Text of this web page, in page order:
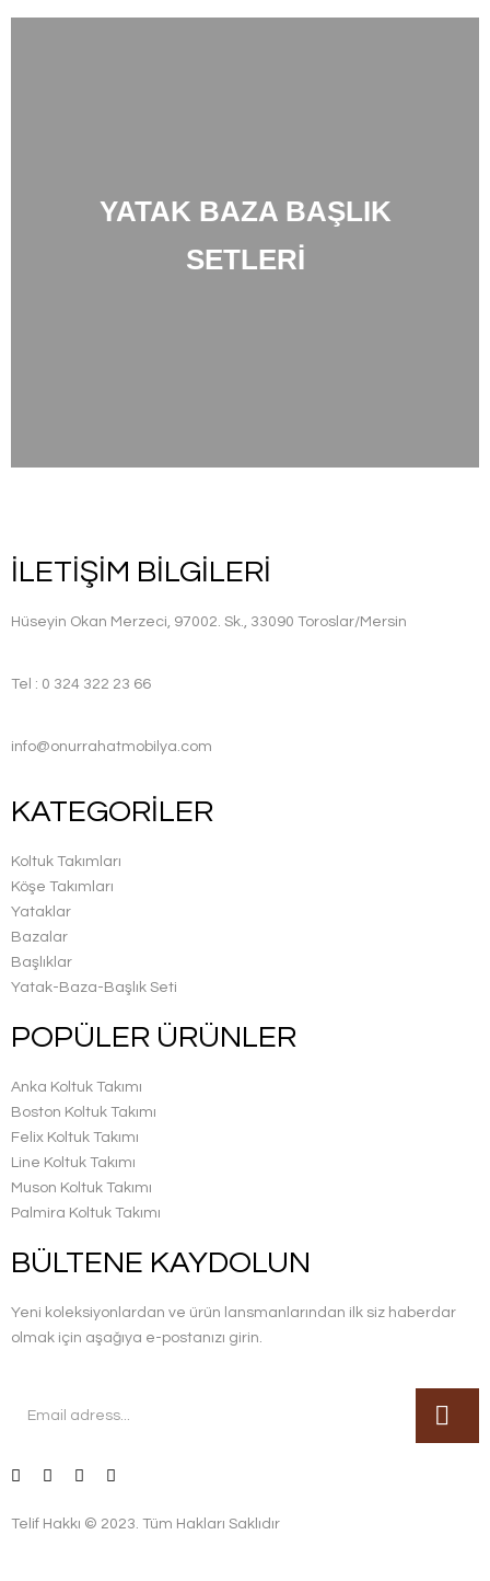
YATAK BAZA BAŞLIK
SETLERİ
İLETİŞİM BİLGİLERİ
Hüseyin Okan Merzeci, 97002. Sk., 33090 Toroslar/Mersin
Tel : 0 324 322 23 66
info@onurrahatmobilya.com
KATEGORİLER
Koltuk Takımları
Köşe Takımları
Yataklar
Bazalar
Başlıklar
Yatak-Baza-Başlık Seti
POPÜLER ÜRÜNLER
Anka Koltuk Takımı
Boston Koltuk Takımı
Felix Koltuk Takımı
Line Koltuk Takımı
Muson Koltuk Takımı
Palmira Koltuk Takımı
BÜLTENE KAYDOLUN
Yeni koleksiyonlardan ve ürün lansmanlarından ilk siz haberdar
olmak için aşağıya e-postanızı girin.
Telif Hakkı © 2023. Tüm Hakları Saklıdır